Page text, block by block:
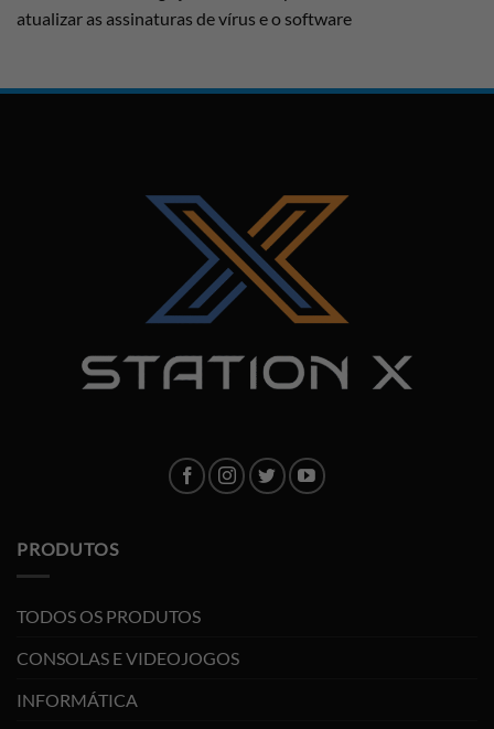
atualizar as assinaturas de vírus e o software
PRODUTOS
TODOS OS PRODUTOS
CONSOLAS E VIDEOJOGOS
INFORMÁTICA